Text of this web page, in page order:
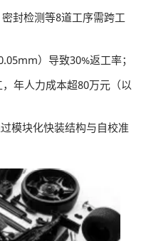
封检测等8道工序需跨工
）导致30%返工率；
年人力成本超80万元（以
模块化快装结构与自校准